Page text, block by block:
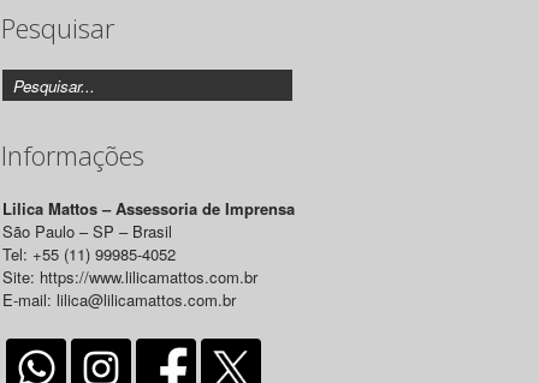
Pesquisar
Informações
Lilica Mattos – Assessoria de Imprensa
São Paulo – SP – Brasil
Tel: +55 (11) 99985-4052
Site: https://www.lilicamattos.com.br
E-mail: lilica@lilicamattos.com.br